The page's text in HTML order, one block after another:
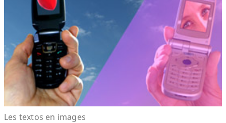
Les textos en images